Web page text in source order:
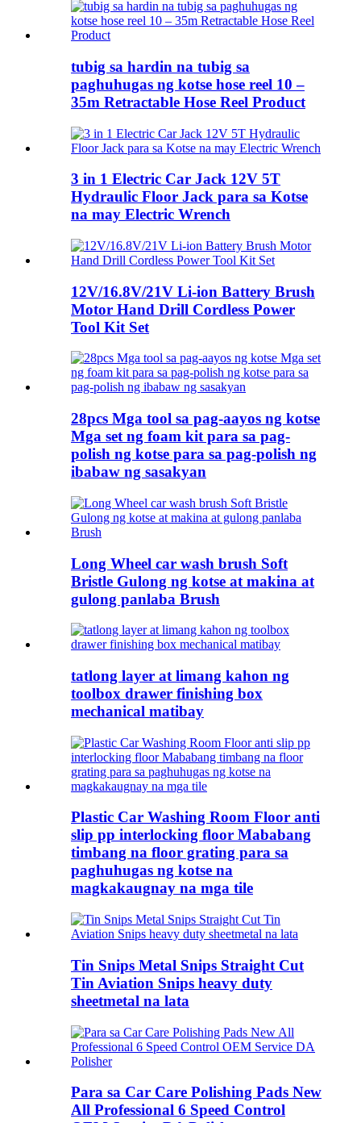
tubig sa hardin na tubig sa
paghuhugas ng kotse hose reel 10 –
35m Retractable Hose Reel Product
3 in 1 Electric Car Jack 12V 5T
Hydraulic Floor Jack para sa Kotse
na may Electric Wrench
12V/16.8V/21V Li-ion Battery Brush
Motor Hand Drill Cordless Power
Tool Kit Set
28pcs Mga tool sa pag-aayos ng kotse
Mga set ng foam kit para sa pag-
polish ng kotse para sa pag-polish ng
ibabaw ng sasakyan
Long Wheel car wash brush Soft
Bristle Gulong ng kotse at makina at
gulong panlaba Brush
tatlong layer at limang kahon ng
toolbox drawer finishing box
mechanical matibay
Plastic Car Washing Room Floor anti
slip pp interlocking floor Mababang
timbang na floor grating para sa
paghuhugas ng kotse na
magkakaugnay na mga tile
Tin Snips Metal Snips Straight Cut
Tin Aviation Snips heavy duty
sheetmetal na lata
Para sa Car Care Polishing Pads New
All Professional 6 Speed ​​Control